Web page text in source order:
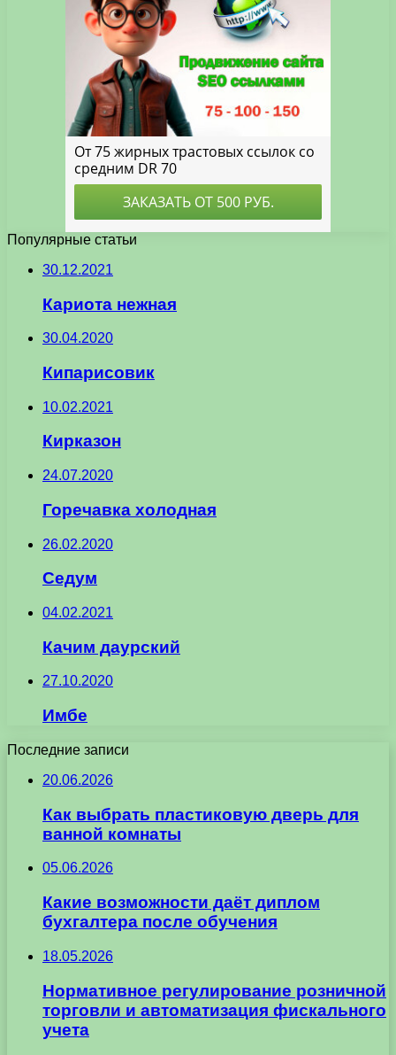
Популярные статьи
30.12.2021
Кариота нежная
30.04.2020
Кипарисовик
10.02.2021
Кирказон
24.07.2020
Горечавка холодная
26.02.2020
Седум
04.02.2021
Качим даурский
27.10.2020
Имбе
Последние записи
20.06.2026
Как выбрать пластиковую дверь для
ванной комнаты
05.06.2026
Какие возможности даёт диплом
бухгалтера после обучения
18.05.2026
Нормативное регулирование розничной
торговли и автоматизация фискального
учета